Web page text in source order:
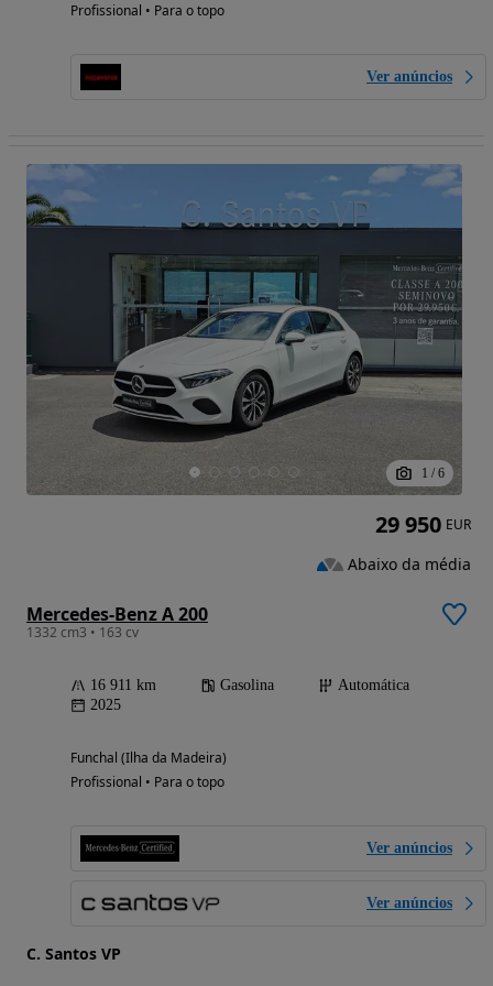
Profissional • Para o topo
Ver anúncios
1 / 6
Mercedes-Benz A 200
1332 cm3 • 163 cv
16 911 km Gasolina
Automática
2025
Funchal (Ilha da Madeira)
Profissional • Para o topo
Ver anúncios
Ver anúncios
C. Santos VP
29 950 EUR
Abaixo da média